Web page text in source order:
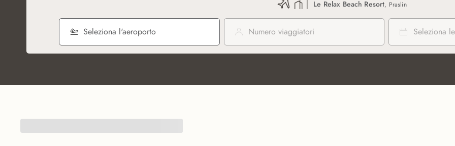
Le Relax Beach Resort, Praslin
Seleziona l'aeroporto Numero viaggiatori Seleziona